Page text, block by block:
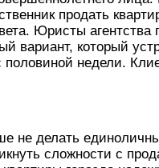
продать
Юристы
вариант, который
недели.
не делать
сложности с